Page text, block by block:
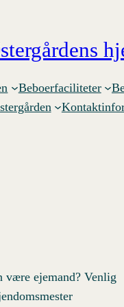
Beboerfaciliteter
være ejemand? Venlig